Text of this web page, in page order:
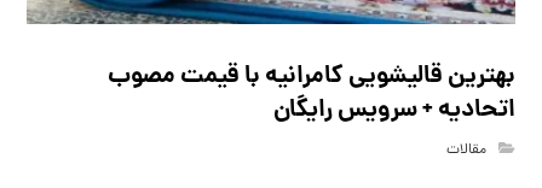
بهترین قالیشویی کامرانیه با قیمت مصوب
اتحادیه + سرویس رایگان
مقالات